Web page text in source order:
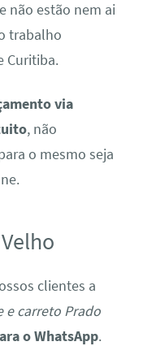
não estão nem ai
trabalho
Curitiba.
via
, não
o mesmo seja
clientes a
e carreto Prado
o WhatsApp.